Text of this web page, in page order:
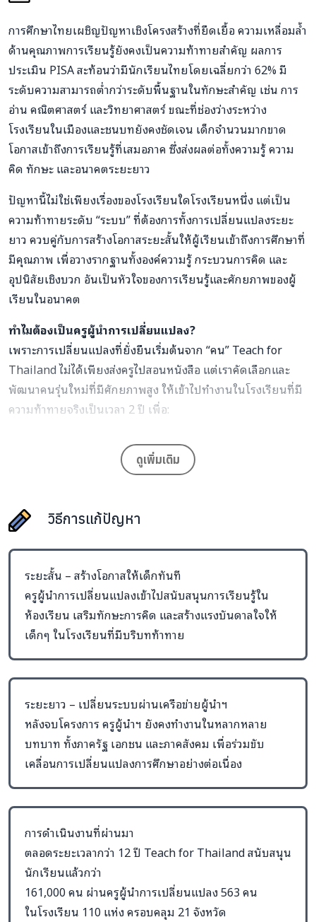
การศึกษาไทยเผชิญปัญหาเชิงโครงสร้างที่ยืดเยื้อ ความเหลื่อมล้ำ
ด้านคุณภาพการเรียนรู้ยังคงเป็นความท้าทายสำคัญ ผลการ
ประเมิน PISA สะท้อนว่ามีนักเรียนไทยโดยเฉลี่ยกว่า 62% มี
ระดับความสามารถต่ำกว่าระดับพื้นฐานในทักษะสำคัญ เช่น การ
อ่าน คณิตศาสตร์ และวิทยาศาสตร์ ขณะที่ช่องว่างระหว่าง
โรงเรียนในเมืองและชนบทยังคงชัดเจน เด็กจำนวนมากขาด
โอกาสเข้าถึงการเรียนรู้ที่เสมอภาค ซึ่งส่งผลต่อทั้งความรู้ ความ
คิด ทักษะ และอนาคตระยะยาว
ปัญหานี้ไม่ใช่เพียงเรื่องของโรงเรียนใดโรงเรียนหนึ่ง แต่เป็น
ความท้าทายระดับ “ระบบ” ที่ต้องการทั้งการเปลี่ยนแปลงระยะ
ยาว ควบคู่กับการสร้างโอกาสระยะสั้นให้ผู้เรียนเข้าถึงการศึกษาที่
มีคุณภาพ เพื่อวางรากฐานทั้งองค์ความรู้ กระบวนการคิด และ
อุปนิสัยเชิงบวก อันเป็นหัวใจของการเรียนรู้และศักยภาพของผู้
เรียนในอนาคต
ทำไมต้องเป็นครูผู้นำการเปลี่ยนแปลง?
เพราะการเปลี่ยนแปลงที่ยั่งยืนเริ่มต้นจาก “คน” Teach for
Thailand ไม่ได้เพียงส่งครูไปสอนหนังสือ แต่เราคัดเลือกและ
พัฒนาคนรุ่นใหม่ที่มีศักยภาพสูง ให้เข้าไปทำงานในโรงเรียนที่มี
ความท้าทายจริงเป็นเวลา 2 ปี เพื่อ:
ยกระดับการเรียนรู้และแรงบันดาลใจในห้องเรียน
ทำงานร่วมกับโรงเรียนและชุมชนอย่างใกล้ชิด
ระยะยาว
ดูเพิ่มเติม
วิธีการแก้ปัญหา
ระยะสั้น – สร้างโอกาสให้เด็กทันที
ครูผู้นำการเปลี่ยนแปลงเข้าไปสนับสนุนการเรียนรู้ใน
ห้องเรียน เสริมทักษะการคิด และสร้างแรงบันดาลใจให้
เด็กๆ ในโรงเรียนที่มีบริบทท้าทาย
ระยะยาว – เปลี่ยนระบบผ่านเครือข่ายผู้นำฯ
หลังจบโครงการ ครูผู้นำฯ ยังคงทำงานในหลากหลาย
บทบาท ทั้งภาครัฐ เอกชน และภาคสังคม เพื่อร่วมขับ
เคลื่อนการเปลี่ยนแปลงการศึกษาอย่างต่อเนื่อง
การดำเนินงานที่ผ่านมา
ตลอดระยะเวลากว่า 12 ปี Teach for Thailand สนับสนุน
นักเรียนแล้วกว่า
161,000 คน ผ่านครูผู้นำการเปลี่ยนแปลง 563 คน
ในโรงเรียน 110 แห่ง ครอบคลุม 21 จังหวัด